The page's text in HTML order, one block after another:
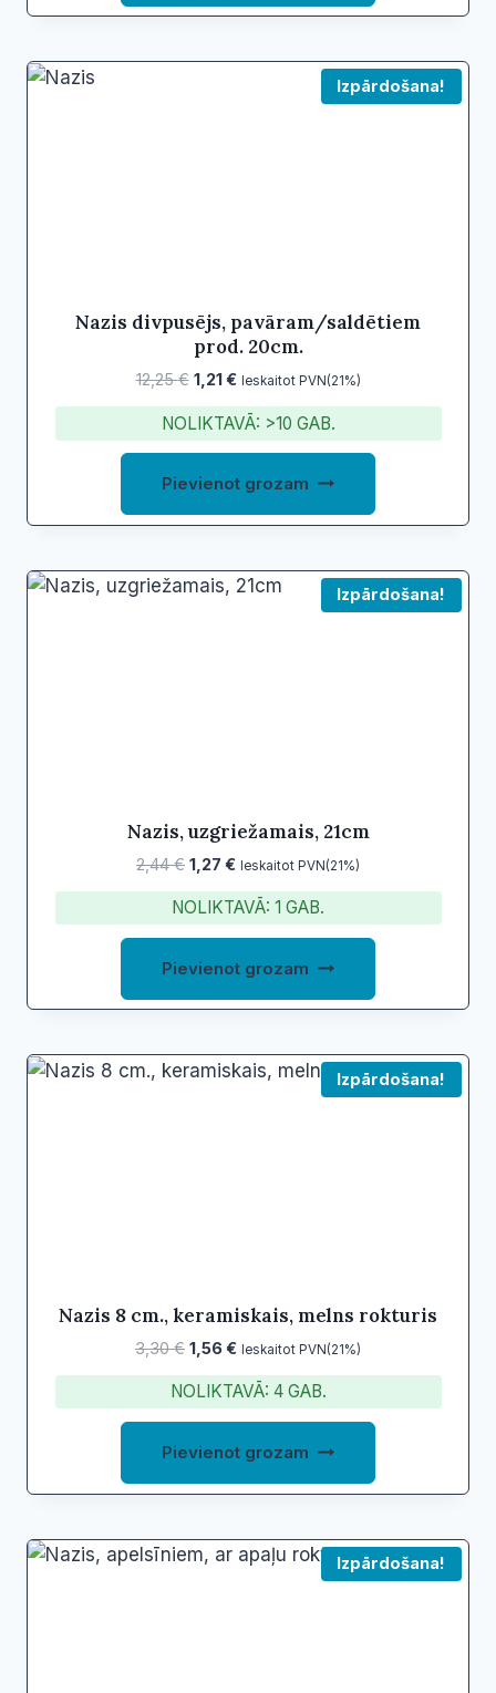
Izpārdošana!
Nazis divpusējs, pavāram/saldētiem
prod. 20cm.
12,25€ Original
price
was:
12,25 €.
1,21 €Current
price
is:
1,21 €.
Ieskaitot PVN(21%)
NOLIKTAVĀ: >10 GAB.
Pievienot grozam
Izpārdošana!
Nazis, uzgriežamais, 21cm
2,44€ Original
price
was:
2,44 €.
1,27 €Current
price
is:
1,27 €.
Ieskaitot PVN(21%)
NOLIKTAVĀ: 1 GAB.
Pievienot grozam
Izpārdošana!
Nazis 8 cm., keramiskais, melns rokturis
3,30€ Original
price
was:
3,30 €.
1,56€Current
price
is:
1,56 €.
Ieskaitot PVN(21%)
NOLIKTAVĀ: 4 GAB.
Pievienot grozam
Izpārdošana!